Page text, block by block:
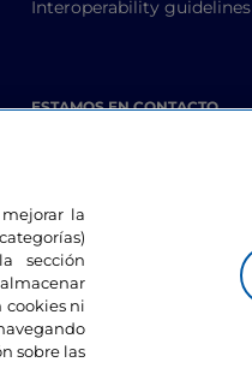
Interoperability guidelines
ESTAMOS EN CONTACTO
la
sección
cookies ni
sobre las